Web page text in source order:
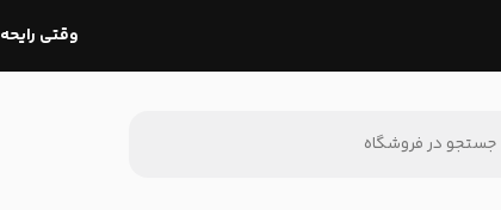
وقتی